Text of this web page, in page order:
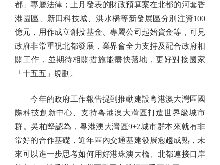
都」專屬法律；上月發表的財政預算案在北都的河套香
港園區、新田科技城、洪水橋等新發展區分別注資100
億元，用作成立創投基金、專屬公司起始資金等，可見
政府非常重視北都發展，業界會全力支持及配合政府相
關工作，並期待相關措施能盡快落地，更好對接國家
「十五五」規劃。
今年的政府工作報告提到推動建設粵港澳大灣區國
際科技創新中心、支持粵港澳大灣區打造世界級城市
群。吳柏堅認為，粵港澳大灣區9+2城市群本來就有非
常好的合作基礎，近年區內交通基建發展愈趨成熟，未
來可以進一步思考如何用好港珠澳大橋、北都連接口岸